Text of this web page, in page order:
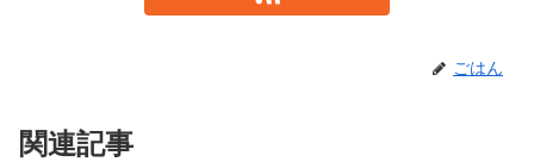
ごはん
関連記事